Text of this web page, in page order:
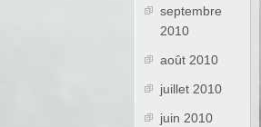
septembre
2010
août 2010
juillet 2010
juin 2010